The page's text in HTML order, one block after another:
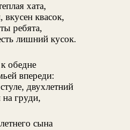
хата,
квасок,
ребята,
лишний кусок.
обедне
впереди:
двухлетний
груди,
сына